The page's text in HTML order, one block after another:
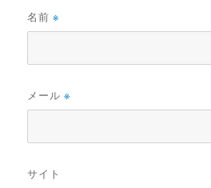
名前※
メール※
サイト